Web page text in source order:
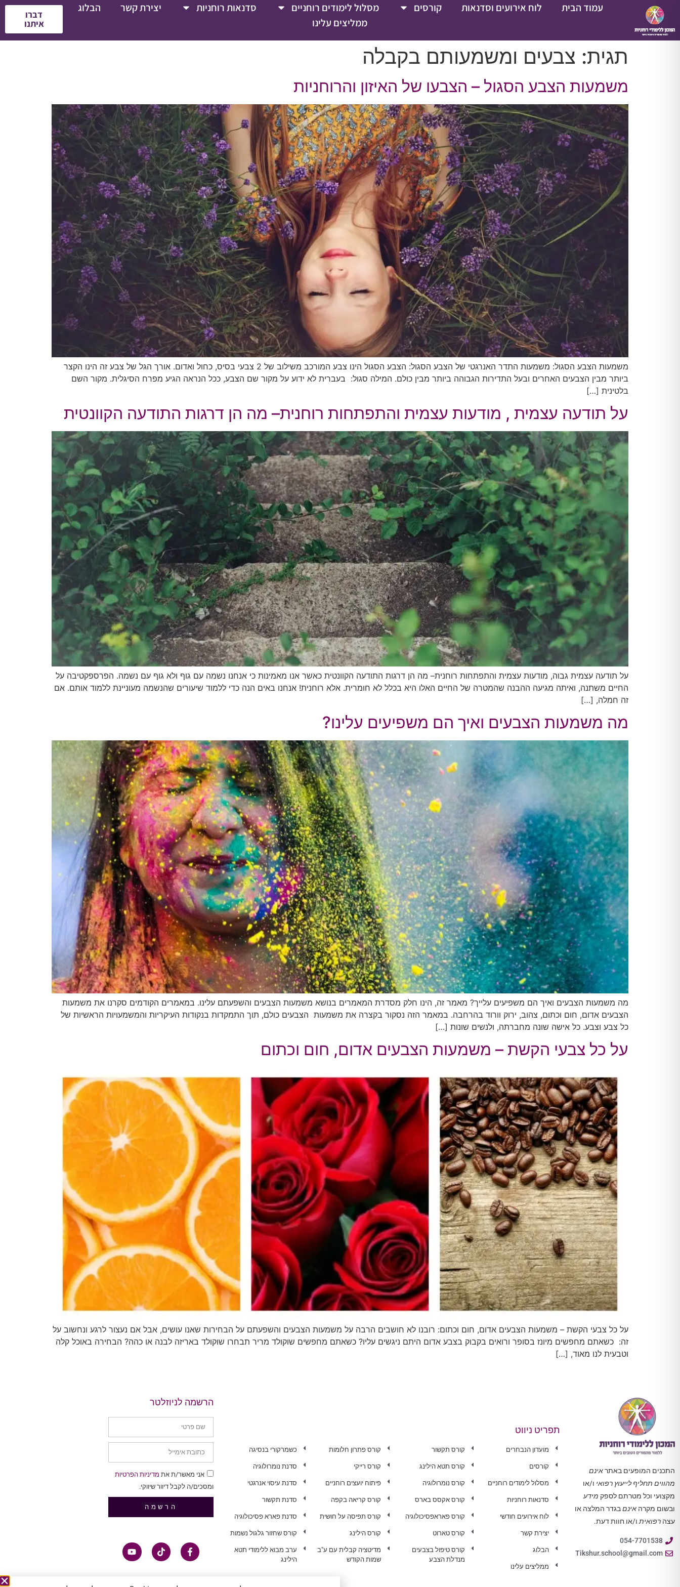
עמוד הבית לוח אירועים וסדנאות קורסים מסלול לימודים רוחניים סדנאות רוחניות יצירת קשר
הבלוג
ממליצים עלינו
דברו
איתנו
תגית: צבעים ומשמעותם בקבלה
משמעות הצבע הסגול – הצבעו של האיזון והרוחניות
משמעות הצבע הסגול: משמעות התדר האנרגטי של הצבע הסגול: הצבע הסגול הינו צבע המורכב משילוב של 2 צבעי בסיס, כחול ואדום. אורך הגל של צבע זה הינו הקצר
ביותר מבין הצבעים האחרים ובעל התדירות הגבוהה ביותר מבין כולם. המילה סגול: בעברית לא ידוע על מקור שם הצבע, ככל הנראה הגיע מפרח הסיגלית. מקור השם
בלטינית […]
על תודעה עצמית , מודעות עצמית והתפתחות רוחנית– מה הן דרגות התודעה הקוונטית
על תודעה עצמית גבוה, מודעות עצמית והתפתחות רוחנית– מה הן דרגות התודעה הקוונטית כאשר אנו מאמינות כי אנחנו נשמה עם גוף ולא גוף עם נשמה. הפרספקטיבה על
החיים משתנה, ואיתה מגיעה ההבנה שהמטרה של החיים האלו היא בכלל לא חומרית. אלא רוחנית! אנחנו באים הנה כדי ללמוד שיעורים שהנשמה מעוניינת ללמוד אותם. אם
זה חמלה, […]
מה משמעות הצבעים ואיך הם משפיעים עלינו?
מה משמעות הצבעים ואיך הם משפיעים עלייך? מאמר זה, הינו חלק מסדרת המאמרים בנושא משמעות הצבעים והשפעתם עלינו. במאמרים הקודמים סקרנו את משמעות
הצבעים אדום, חום וכתום, צהוב, ירוק וורוד בהרחבה. במאמר הזה נסקור בקצרה את משמעות הצבעים כולם, תוך התמקדות בנקודות העיקריות והמשמעויות הראשיות של
כל צבע וצבע. כל אישה שונה מחברתה, ולנשים שונות […]
על כל צבעי הקשת – משמעות הצבעים אדום, חום וכתום
על כל צבעי הקשת – משמעות הצבעים אדום, חום וכתום: רובנו לא חושבים הרבה על משמעות הצבעים והשפעתם על הבחירות שאנו עושים, אבל אם נעצור לרגע ונחשוב על
זה: כשאתם מחפשים מיונז בסופר ורואים בקבוק בצבע אדום היתם ניגשים עליו? כשאתם מחפשים שוקולד מריר תבחרו שוקולד באריזה לבנה או כהה? הבחירה באוכל קלה
וטבעית לנו מאוד, […]
התכנים המופעים באתראינם
מהווים תחליף לייעוץ רפואי ו/או
מקצועי וכל מטרתם לספק מידע
ובשום מקרה אינםבגדר המלצה או
עצה רפואיתו/או חוות דעת.
054-7701538
Tikshur.school@gmail.com
תפריט ניווט
מועדון הנבחרים
קורסים
מסלול לימודים רוחניים
סדנאות רוחניות
לוח אירועים חודשי
יצירת קשר
הבלוג
ממליצים עלינו
קורס תקשור
קורס תטא הילינג
קורס נומרולוגיה
קורס אקסס בארס
קורס פאראפסיכולוגיה
קורס טארוט
קורס טיפול בצבעים
מנדלת הצבע
קורס פתרון חלומות
קורס רייקי
פיתוח יועצים רוחניים
קורס קריאה בקפה
קורס תפיסה על חושית
קורס הילינג
מדיטציה קבלית עם ע"ב
שמות הקודש
כשמרקורי בנסיגה
סדנת נומרולוגיה
סדנת עיסוי אנרגטי
סדנת תקשור
סדנת פארא פסיכולוגיה
קורס שחזור גלגול נשמות
ערב מבוא ללימודי תטא
הילינג
הרשמה לניוזלטר
אני מאשר/ת את מדיניות הפרטיות
ומסכים/ה לקבל דיוור שיווקי.
הרשמה